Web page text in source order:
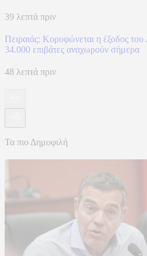
39 λεπτά πριν
Πειραιάς: Κορυφώνεται η έξοδος
34.000 επιβάτες αναχωρούν σήμερα
48 λεπτά πριν
Τα πιο Δημοφιλή